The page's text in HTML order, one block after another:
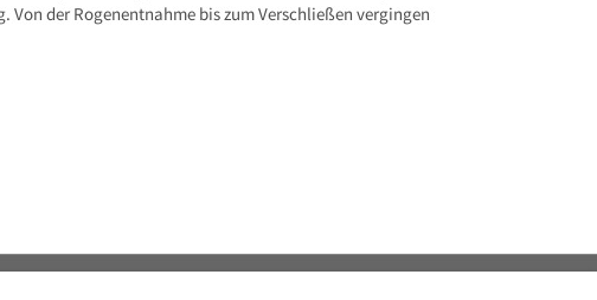
der Rogenentnahme bis zum Verschließen vergingen